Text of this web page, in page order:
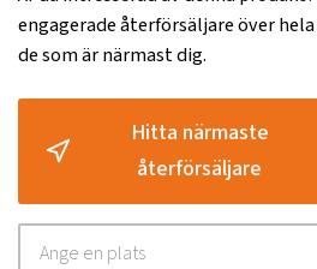
engagerade återförsäljare över
de som är närmast dig.
Hitta närmaste
återförsäljare